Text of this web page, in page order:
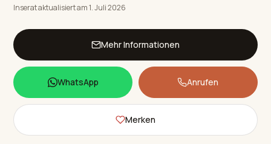
Inserat aktualisiert am 1. Juli 2026
Mehr Informationen
WhatsApp Anrufen
Merken